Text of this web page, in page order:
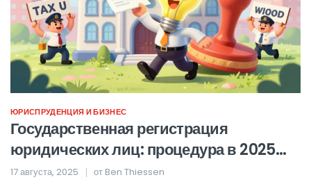
ЮРИСПРУДЕНЦИЯ И БИЗНЕС
Государственная регистрация
юридических лиц: процедура в 2025
году
17 августа, 2025 от Ben Thiessen